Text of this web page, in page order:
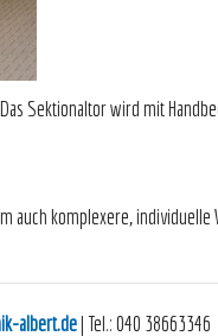
Sektionaltor wird mit
auch komplexere,
albert.de| Tel.: 040 38663346